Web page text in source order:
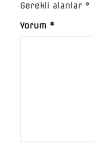
Gerekli alanlar *
Yorum *